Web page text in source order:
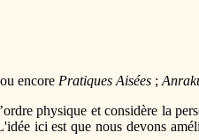
encore Pratiques Aisées;
physique et considère la
ici est que nous devons